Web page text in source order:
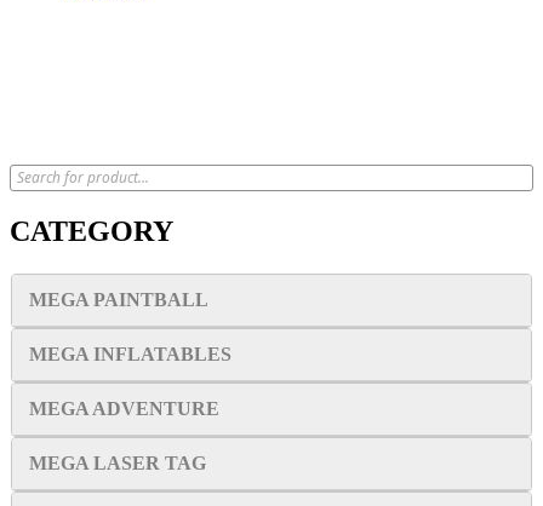
CATEGORY
MEGA PAINTBALL
MEGA INFLATABLES
MEGA ADVENTURE
MEGA LASER TAG